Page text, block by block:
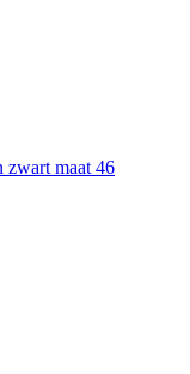
zwart maat 46